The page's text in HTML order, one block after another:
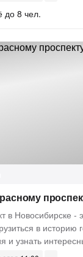
до 8 чел.
в Новосибирске -
в историю
и узнать